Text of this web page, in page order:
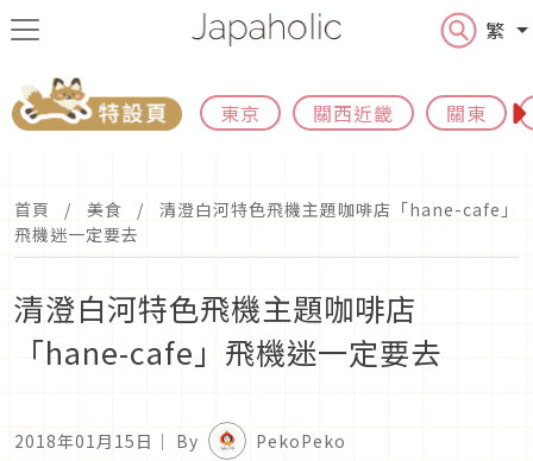
繁
東京 關西近畿 關東
首頁 美食
清澄白河特色飛機主題咖啡店「hane-cafe」
飛機迷一定要去
清澄白河特色飛機主題咖啡店
「hane-cafe」飛機迷一定要去
2018年01月15日 ｜ By PekoPeko